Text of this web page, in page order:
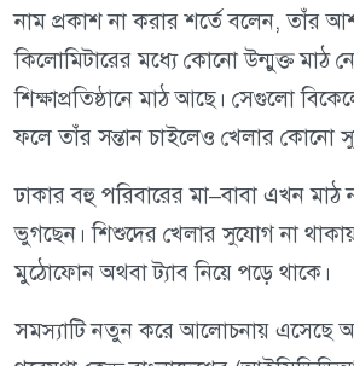
নাম প্রকাশ না করার শর্তে বলেন, তাঁর
কিলোমিটারের মধ্যে কোনো উন্মুক্ত মাঠ
শিক্ষাপ্রতিষ্ঠানে মাঠ আছে। সেগুলো
ফলে তাঁর সন্তান চাইলেও খেলার কোনো
ঢাকার বহু পরিবারের মা–বাবা এখন মাঠ
ভুগছেন। শিশুদের খেলার সুযোগ না
মুঠোফোন অথবা ট্যাব নিয়ে পড়ে থাকে।
সমস্যাটি নতুন করে আলোচনায় এসেছে